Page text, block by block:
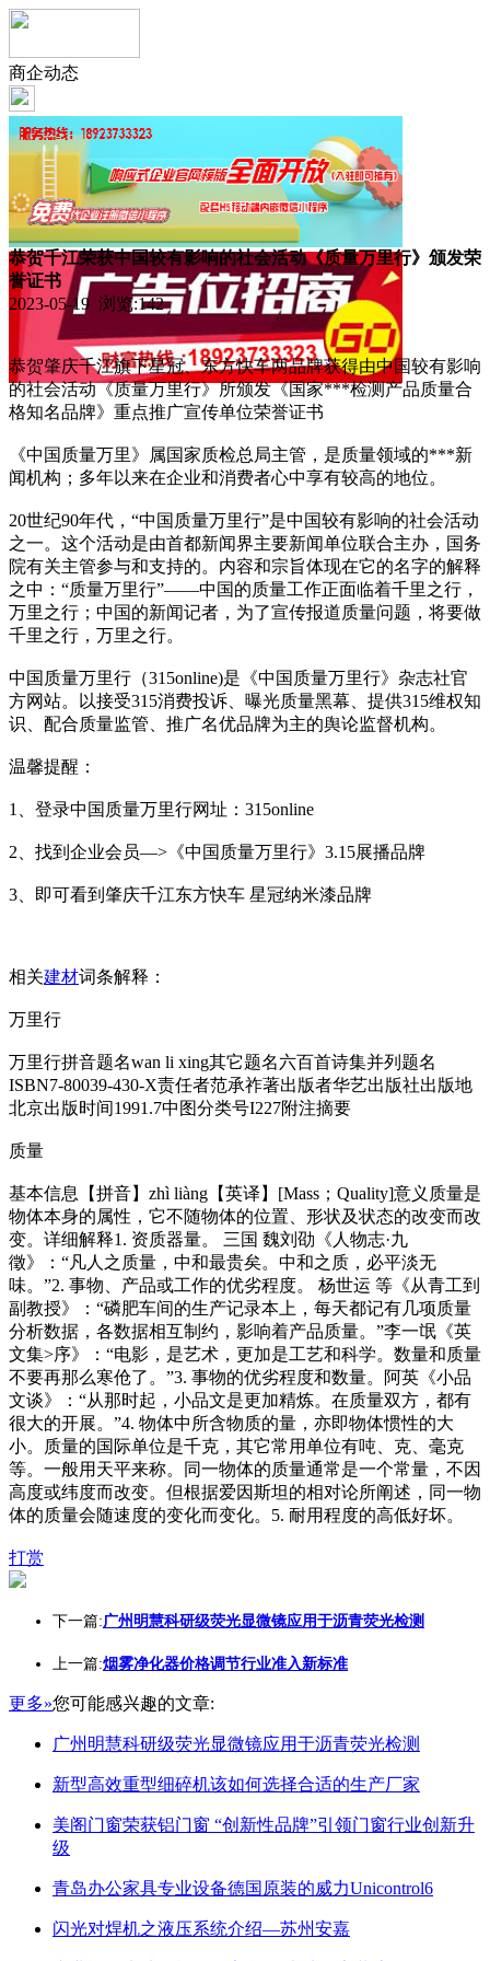
商企动态
恭贺千江荣获中国较有影响的社会活动《质量万里行》颁发荣
誉证书
2023-05-19 浏览:142
恭贺肇庆千江旗下星冠、东方快车两品牌获得由中国较有影响
的社会活动《质量万里行》所颁发《国家***检测产品质量合
格知名品牌》重点推广宣传单位荣誉证书
《中国质量万里》属国家质检总局主管，是质量领域的***新
闻机构；多年以来在企业和消费者心中享有较高的地位。
20世纪90年代，“中国质量万里行”是中国较有影响的社会活动
之一。这个活动是由首都新闻界主要新闻单位联合主办，国务
院有关主管参与和支持的。内容和宗旨体现在它的名字的解释
之中：“质量万里行”——中国的质量工作正面临着千里之行，
万里之行；中国的新闻记者，为了宣传报道质量问题，将要做
千里之行，万里之行。
中国质量万里行（315online)是《中国质量万里行》杂志社官
方网站。以接受315消费投诉、曝光质量黑幕、提供315维权知
识、配合质量监管、推广名优品牌为主的舆论监督机构。
温馨提醒：
1、登录中国质量万里行网址：315online
2、找到企业会员—>《中国质量万里行》3.15展播品牌
3、即可看到肇庆千江东方快车 星冠纳米漆品牌
相关建材词条解释：
万里行
万里行拼音题名wan li xing其它题名六百首诗集并列题名
ISBN7-80039-430-X责任者范承祚著出版者华艺出版社出版地
北京出版时间1991.7中图分类号I227附注摘要
质量
基本信息【拼音】zhì liàng【英译】[Mass；Quality]意义质量是
物体本身的属性，它不随物体的位置、形状及状态的改变而改
变。详细解释1. 资质器量。 三国 魏刘劭《人物志·九
徵》：“凡人之质量，中和最贵矣。中和之质，必平淡无
味。”2. 事物、产品或工作的优劣程度。 杨世运 等《从青工到
副教授》：“磷肥车间的生产记录本上，每天都记有几项质量
分析数据，各数据相互制约，影响着产品质量。”李一氓《英
文集>序》：“电影，是艺术，更加是工艺和科学。数量和质量
不要再那么寒伧了。”3. 事物的优劣程度和数量。阿英《小品
文谈》：“从那时起，小品文是更加精炼。在质量双方，都有
很大的开展。”4. 物体中所含物质的量，亦即物体惯性的大
小。质量的国际单位是千克，其它常用单位有吨、克、毫克
等。一般用天平来称。同一物体的质量通常是一个常量，不因
高度或纬度而改变。但根据爱因斯坦的相对论所阐述，同一物
体的质量会随速度的变化而变化。5. 耐用程度的高低好坏。
打赏
下一篇:广州明慧科研级荧光显微镜应用于沥青荧光检测
上一篇:烟雾净化器价格调节行业准入新标准
更多»您可能感兴趣的文章:
广州明慧科研级荧光显微镜应用于沥青荧光检测
新型高效重型细碎机该如何选择合适的生产厂家
美阁门窗荣获铝门窗 “创新性品牌”引领门窗行业创新升
级
青岛办公家具专业设备德国原装的威力Unicontrol6
闪光对焊机之液压系统介绍—苏州安嘉